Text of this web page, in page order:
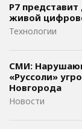
Р7
живой
Технологии
СМИ:
«Руссоли»
Новгорода
Новости